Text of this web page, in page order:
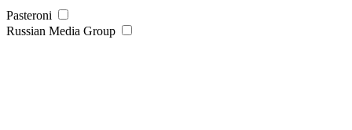
Pasteroni
Russian Media Group